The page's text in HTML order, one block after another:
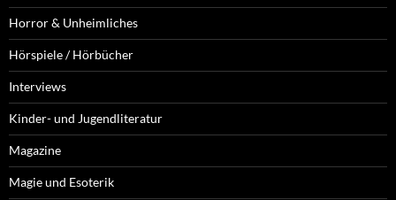
Horror & Unheimliches
Hörspiele / Hörbücher
Interviews
Kinder- und Jugendliteratur
Magazine
Magie und Esoterik